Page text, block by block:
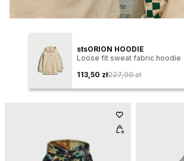
stsORION HOODIE
Loose fit sweat fabric hoodie
113,50 zł227,00 zł